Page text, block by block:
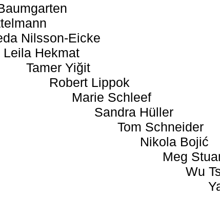
Nilsson-Eicke
Leila Hekmat
Tamer Yiğit
Robert Lippok
Marie Schleef
Sandra Hüller
Tom Schneider
Nikola Bojić
Meg
Wu